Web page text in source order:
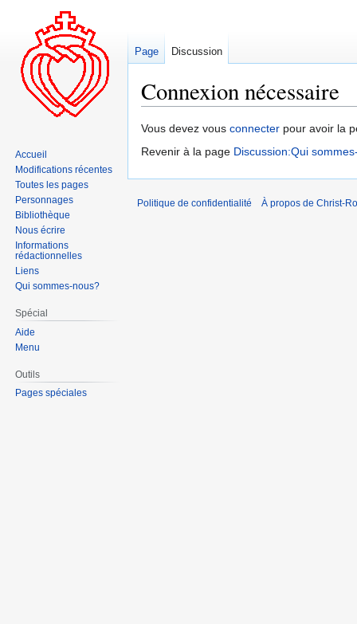
Connexion nécessaire
Aller
à
navigation
Aller
à
recherche
Vous devez vous connecter pour avoir la
Revenir à la page Discussion:Qui
Page Discussion
Accueil
Modifications récentes
Toutes les pages
Personnages
Bibliothèque
Nous écrire
Informations
rédactionnelles
Liens
Qui sommes-nous?
Spécial
Aide
Menu
Outils
Pages spéciales
Politique de confidentialité À propos de Christ-